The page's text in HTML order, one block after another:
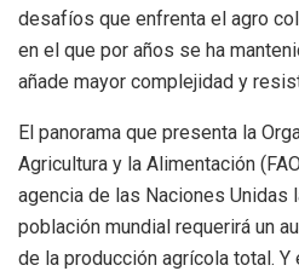
desafíos que enfrenta el agro
en el que por años se ha
añade mayor complejidad y
El panorama que presenta la
Agricultura y la Alimentación
agencia de las Naciones Unidas
población mundial requerirá un
de la producción agrícola total.